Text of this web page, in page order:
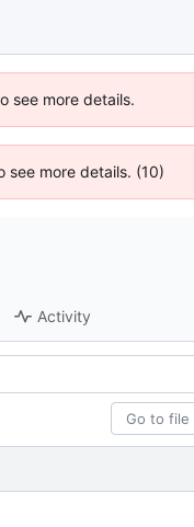
see more details.
see more details. (10)
Activity